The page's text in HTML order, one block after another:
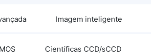
Imagem inteligente
Científicas CCD/sCCD